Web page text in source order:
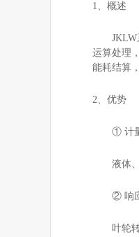
1、概述
运算处理
能耗结算
2、优势
① 计
液体
② 响
叶轮